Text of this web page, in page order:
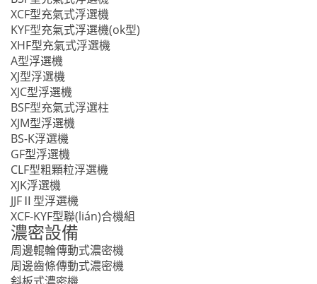
XCF型充氣式浮選機
KYF型充氣式浮選機(ok型)
XHF型充氣式浮選機
A型浮選機
XJ型浮選機
XJC型浮選機
BSF型充氣式浮選柱
XJM型浮選機
BS-K浮選機
GF型浮選機
CLF型粗顆粒浮選機
XJK浮選機
JJFⅡ型浮選機
XCF-KYF型聯(lián)合機組
濃密設備
周邊輥輪傳動式濃密機
周邊齒條傳動式濃密機